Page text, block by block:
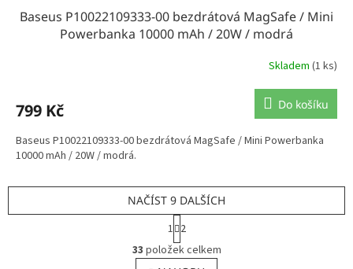
Baseus P10022109333-00 bezdrátová MagSafe / Mini
Powerbanka 10000 mAh / 20W / modrá
Skladem (1 ks)
799 Kč Do košíku
Baseus P10022109333-00 bezdrátová MagSafe / Mini Powerbanka
10000 mAh / 20W / modrá.
O
v
NAČÍST 9 DALŠÍCH
S
t
r
á
1 2
33 položek celkem